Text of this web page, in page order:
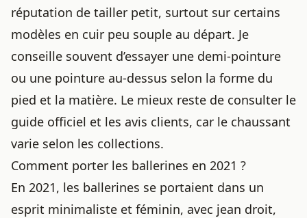
réputation de tailler petit, surtout sur certains
modèles en cuir peu souple au départ. Je
conseille souvent d’essayer une demi-pointure
ou une pointure au-dessus selon la forme du
pied et la matière. Le mieux reste de consulter le
guide officiel et les avis clients, car le chaussant
varie selon les collections.
Comment porter les ballerines en 2021 ?
En 2021, les ballerines se portaient dans un
esprit minimaliste et féminin, avec jean droit,